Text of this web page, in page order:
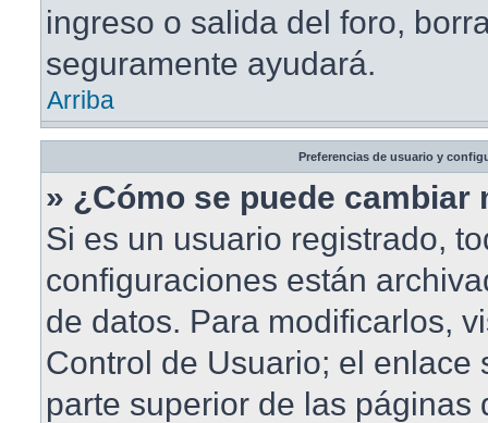
ingreso o salida del foro,
seguramente ayudará.
Arriba
Preferencias de usuario y
» ¿Cómo se puede
Si es un usuario registrado,
configuraciones están
de datos. Para modificarlos,
Control de Usuario; el enlace
parte superior de las páginas